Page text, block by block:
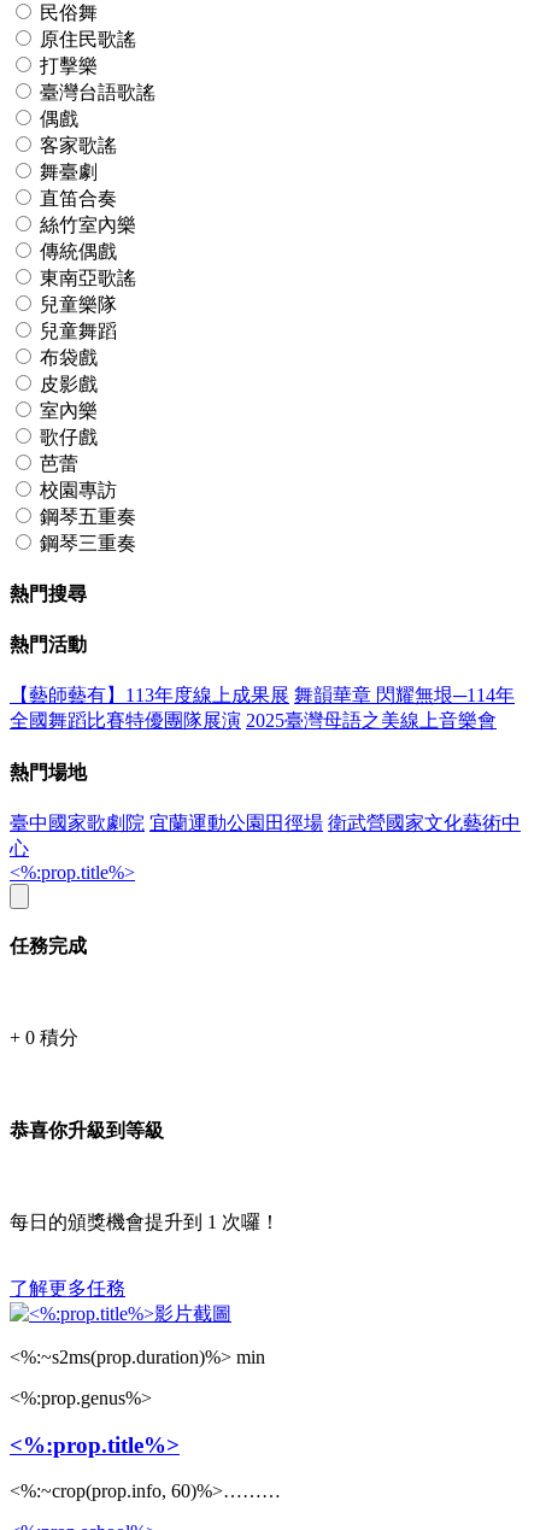
民俗舞
原住民歌謠
打擊樂
臺灣台語歌謠
偶戲
客家歌謠
舞臺劇
直笛合奏
絲竹室內樂
傳統偶戲
東南亞歌謠
兒童樂隊
兒童舞蹈
布袋戲
皮影戲
室內樂
歌仔戲
芭蕾
校園專訪
鋼琴五重奏
鋼琴三重奏
熱門搜尋
熱門活動
【藝師藝有】113年度線上成果展 舞韻華章 閃耀無垠─114年
全國舞蹈比賽特優團隊展演 2025臺灣母語之美線上音樂會
熱門場地
臺中國家歌劇院 宜蘭運動公園田徑場 衛武營國家文化藝術中
心
<%:prop.title%>
任務完成
+ 0 積分
恭喜你升級到等級
每日的頒獎機會提升到 1 次囉！
了解更多任務
<%:~s2ms(prop.duration)%> min
<%:prop.genus%>
<%:prop.title%>
<%:~crop(prop.info, 60)%>………